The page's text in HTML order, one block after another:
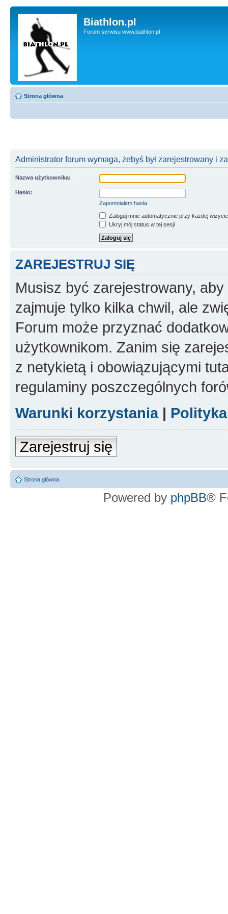
Biathlon.pl
Forum serwisu www.biathlon.pl
Strona główna
Administrator forum wymaga, żebyś był zarejestrowany i
Nazwa użytkownika:
Hasło:
Zapomniałem hasła
Zaloguj mnie automatycznie przy każdej wizycie
Ukryj mój status w tej sesji
ZAREJESTRUJ SIĘ
Musisz być zarejestrowany,
zajmuje tylko kilka chwil, ale
Forum może przyznać
użytkownikom. Zanim się
z netykietą i obowiązującymi
regulaminy poszczególnych
Warunki korzystania|
Zarejestruj się
Strona główna
Powered by phpBB®